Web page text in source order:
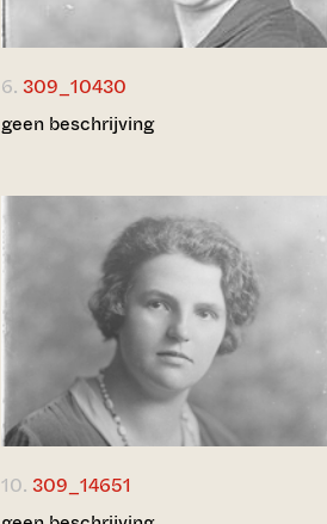
6. 309_10430
geen beschrijving
10. 309_14651